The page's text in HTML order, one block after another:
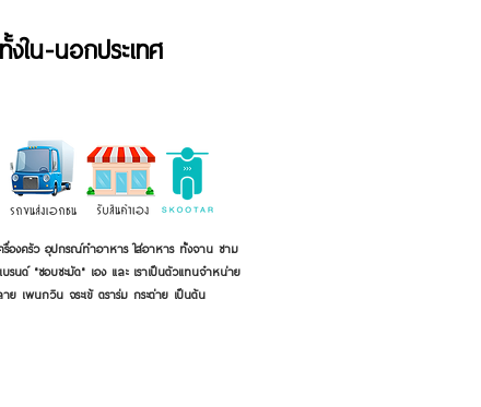
ใน-นอกประเทศ
รื่องครัว อุปกรณ์ทำอาหาร ใส่อาหาร ทั้งจาน ชาม
รนด์ "ชอบชะมัด" เอง และ เราเป็นตัวแทนจำหน่าย
เพนกวิน จระเข้ ตราร่ม กระต่าย เป็นต้น